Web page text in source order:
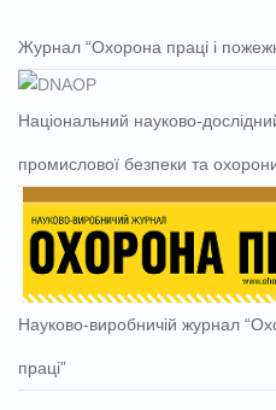
Журнал “Охорона праці і
Національний науково-
промислової безпеки та
Науково-виробничій журнал
праці”